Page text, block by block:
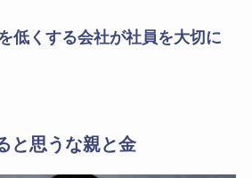
低くする会社が社員を大切に
と思うな親と金